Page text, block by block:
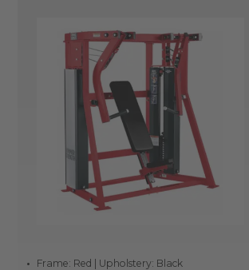
Frame: Red | Upholstery: Black